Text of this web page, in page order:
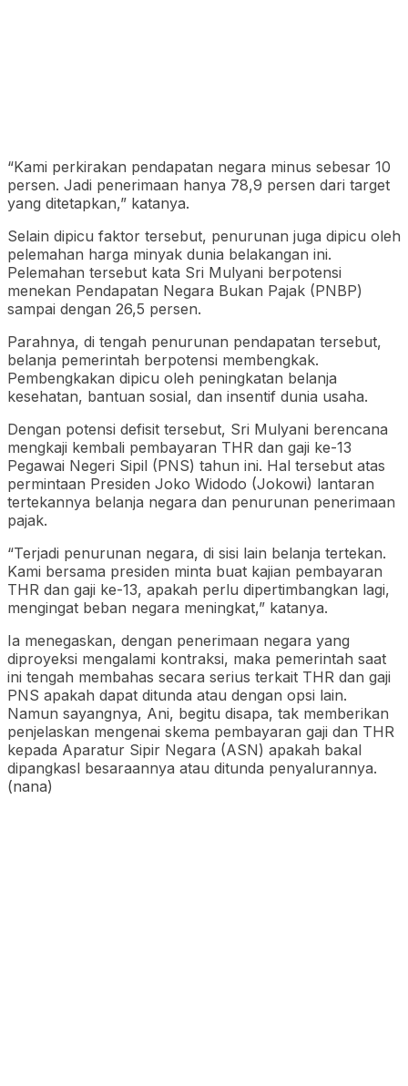
“Kami perkirakan pendapatan negara minus sebesar 10
persen. Jadi penerimaan hanya 78,9 persen dari target
yang ditetapkan,” katanya.
Selain dipicu faktor tersebut, penurunan juga dipicu oleh
pelemahan harga minyak dunia belakangan ini.
Pelemahan tersebut kata Sri Mulyani berpotensi
menekan Pendapatan Negara Bukan Pajak (PNBP)
sampai dengan 26,5 persen.
Parahnya, di tengah penurunan pendapatan tersebut,
belanja pemerintah berpotensi membengkak.
Pembengkakan dipicu oleh peningkatan belanja
kesehatan, bantuan sosial, dan insentif dunia usaha.
Dengan potensi defisit tersebut, Sri Mulyani berencana
mengkaji kembali pembayaran THR dan gaji ke-13
Pegawai Negeri Sipil (PNS) tahun ini. Hal tersebut atas
permintaan Presiden Joko Widodo (Jokowi) lantaran
tertekannya belanja negara dan penurunan penerimaan
pajak.
“Terjadi penurunan negara, di sisi lain belanja tertekan.
Kami bersama presiden minta buat kajian pembayaran
THR dan gaji ke-13, apakah perlu dipertimbangkan lagi,
mengingat beban negara meningkat,” katanya.
Ia menegaskan, dengan penerimaan negara yang
diproyeksi mengalami kontraksi, maka pemerintah saat
ini tengah membahas secara serius terkait THR dan gaji
PNS apakah dapat ditunda atau dengan opsi lain.
Namun sayangnya, Ani, begitu disapa, tak memberikan
penjelaskan mengenai skema pembayaran gaji dan THR
kepada Aparatur Sipir Negara (ASN) apakah bakal
dipangkasl besaraannya atau ditunda penyalurannya.
(nana)